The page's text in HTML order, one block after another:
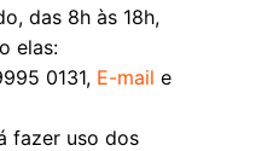
das 8h às 18h,
elas:
0131, E-mail e
fazer uso dos